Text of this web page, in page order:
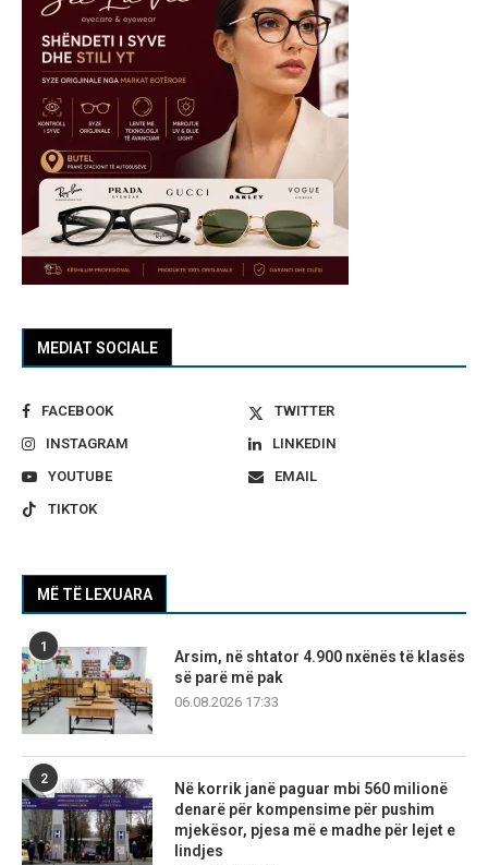
MEDIAT SOCIALE
FACEBOOK
TWITTER
INSTAGRAM
LINKEDIN
YOUTUBE
EMAIL
TIKTOK
MË TË LEXUARA
1
Arsim, në shtator 4.900 nxënës të klasës
së parë më pak
06.08.2026 17:33
2
Në korrik janë paguar mbi 560 milionë
denarë për kompensime për pushim
mjekësor, pjesa më e madhe për lejet e
lindjes